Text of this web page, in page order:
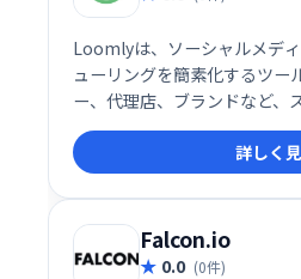
Loomlyは、ソーシャルメデ
ューリングを簡素化するツー
ー、代理店、ブランドなど、
を求めるユーザーに最適で
ディアカレンダーで、投稿の
定、管理を効率化し、時間
ームでの共同作業もスムーズ
メディア戦略の効率化を実現
向上をサポートします。
詳しく
Falcon.io
0.0 (0件)